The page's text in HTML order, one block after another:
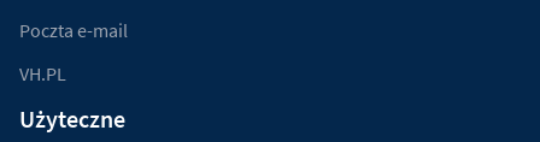
Poczta e-mail
VH.PL
Użyteczne